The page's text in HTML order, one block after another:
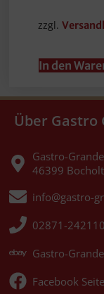
zzgl.
In den
Über Gastro
Gastro-
46399 Bocholt
info@gastro-
02871-
Gastro-
Facebook Seite